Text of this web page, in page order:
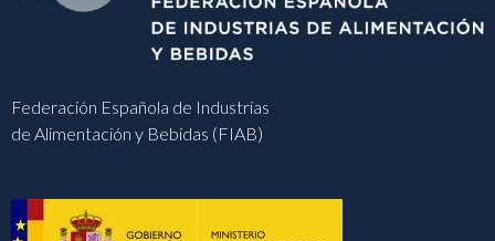
Federación Española de Industrias
de Alimentación y Bebidas (FIAB)